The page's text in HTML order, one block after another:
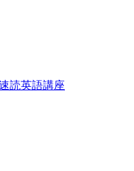
読英語講座